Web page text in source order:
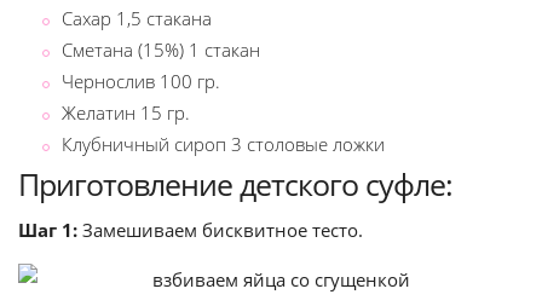
Сахар 1,5 стакана
Сметана (15%) 1 стакан
Чернослив 100 гр.
Желатин 15 гр.
Клубничный сироп 3 столовые ложки
Приготовление детского суфле:
Шаг 1: Замешиваем бисквитное тесто.